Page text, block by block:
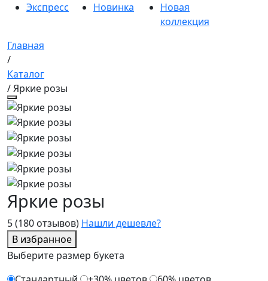
Экспресс
Новинка
Новая
коллекция
Главная
/
Каталог
/ Яркие розы
5(180 отзывов) Нашли дешевле?
В избранное
Яркие розы
Выберите размер букета